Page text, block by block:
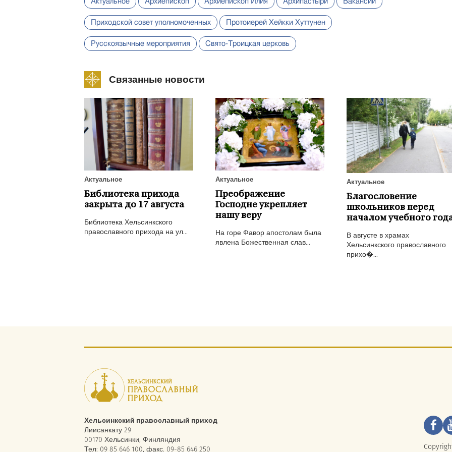
Приходской совет уполномоченных Протоиерей Хейкки Хуттунен
Русскоязычные мероприятия Свято-Троицкая церковь
Связанные новости
Актуальное
Библиотека прихода
закрыта до 17 августа
Библиотека Хельсинкского
православного прихода на ул...
Актуальное
Преображение
Господне укрепляет
нашу веру
На горе Фавор апостолам была
явлена Божественная слав...
Актуальное
Благословение
школьников перед
началом учебного
В августе в храмах
Хельсинкского православного
прихо�...
Хельсинкский православный приход
Лиисанкату 29
00170 Хельсинки, Финляндия
Тел: 09 85 646 100, факс. 09-85 646 250